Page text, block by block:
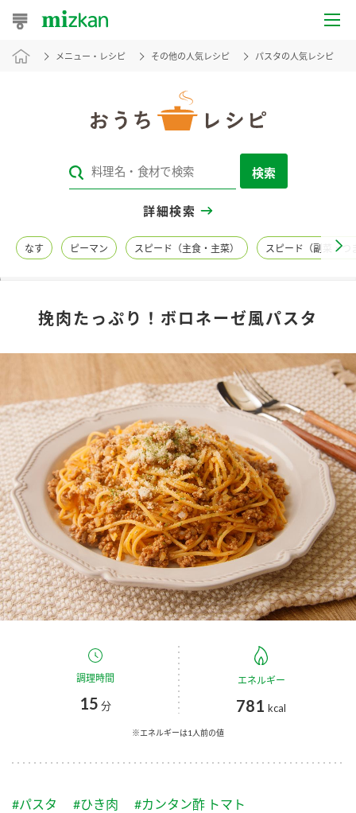
おうちレシピ
レシピカテゴリ一覧
レシピ名特集
商品情報
酢 調味酢
お酢ドリンク ぽん酢
みりん風・料理酒 鍋用調味料
つゆ たれ
スープ 中華
ふりかけ おすしの素
新商品一覧
キャンペーン情報
ブランド・スペシャルサイト
ブランド・スペシャルサイト トップ
商品ブランドサイト
Fibee（ファイビー）
くらしプラ酢
お酢ドリンク
つゆ
企業情報
国内事業概要
企業理念
ミツカンの歴史
ミツカンを知る
環境への取り組み
メニュー・レシピ その他の人気レシピ パスタの人気レシピ
検索
詳細検索
なす ピーマン スピード（主食・主菜） スピード（副菜・つ
挽肉たっぷり！ボロネーゼ風パスタ
調理時間
15 分
エネルギー
781 kcal
※エネルギーは1人前の値
#パスタ #ひき肉 #カンタン酢 トマト